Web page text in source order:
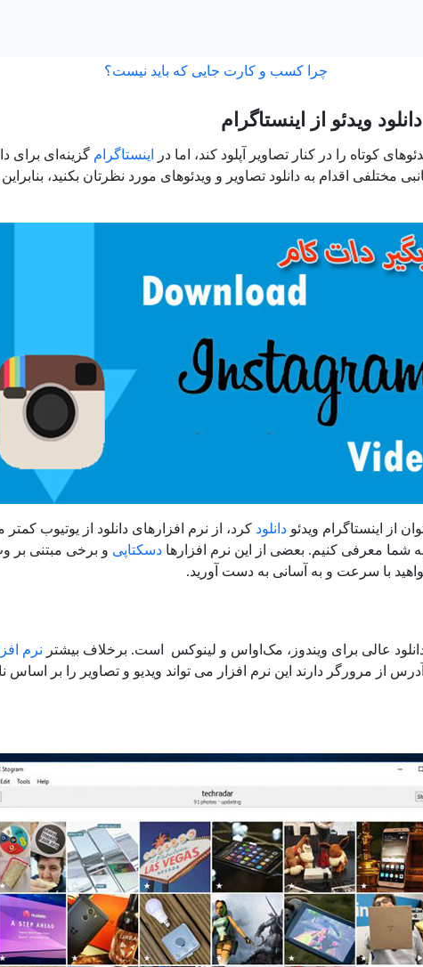
چرا کسب و کارت جایی که باید نیست؟
ویدئو از اینستاگرام
اینستاگرام گزینه‌ای برای
مختلفی اقدام به دانلود تصاویر و ویدئوهای مورد نظرتان بکنید،
از اینستاگرام ویدئو دانلود کرد، از نرم افزارهای دانلود از یوتیوب
شما معرفی کنیم. بعضی از این نرم افزارها دسکتاپی و برخی مبتنی بر
با سرعت و به آسانی به دست آورید.
نرم
از مرورگر دارند این نرم افزار می تواند ویدیو و تصاویر را بر اساس